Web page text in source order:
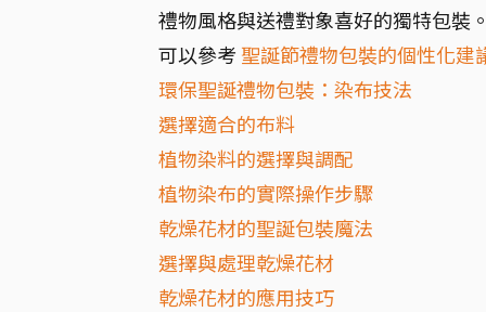
禮物風格與送禮對象喜好的獨特包裝
可以參考 聖誕節禮物包裝的個性化
環保聖誕禮物包裝：染布技法
選擇適合的布料
植物染料的選擇與調配
植物染布的實際操作步驟
乾燥花材的聖誕包裝魔法
選擇與處理乾燥花材
乾燥花材的應用技巧